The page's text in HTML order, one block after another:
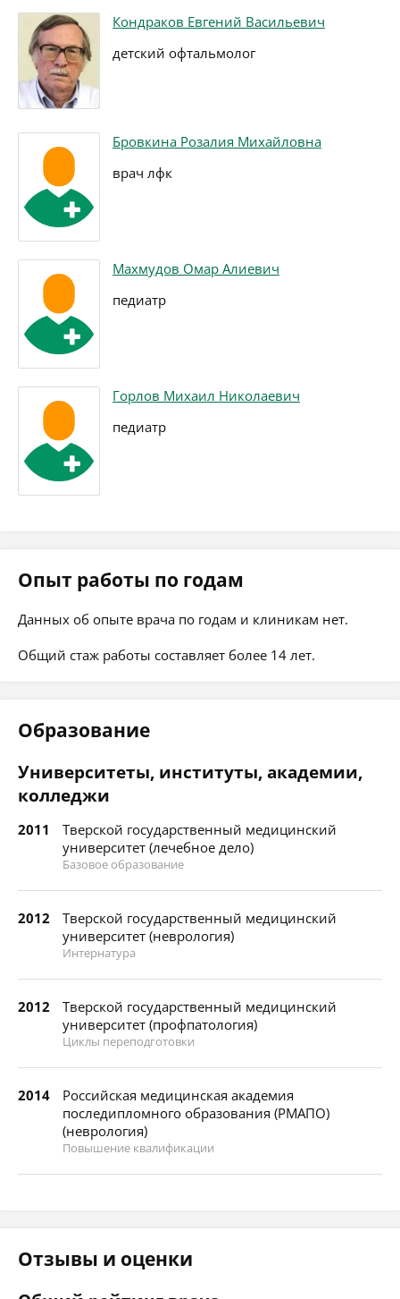
Кондраков Евгений Васильевич
детский офтальмолог
Бровкина Розалия Михайловна
врач лфк
Махмудов Омар Алиевич
педиатр
Горлов Михаил Николаевич
педиатр
Опыт работы по годам
Данных об опыте врача по годам и клиникам нет.
Общий стаж работы составляет более 14 лет.
Образование
Университеты, институты, академии,
колледжи
2011
Тверской государственный медицинский
университет (лечебное дело)
Базовое образование
2012
Тверской государственный медицинский
университет (неврология)
Интернатура
2012
Тверской государственный медицинский
университет (профпатология)
Циклы переподготовки
2014
Российская медицинская академия
последипломного образования (РМАПО)
(неврология)
Повышение квалификации
Отзывы и оценки